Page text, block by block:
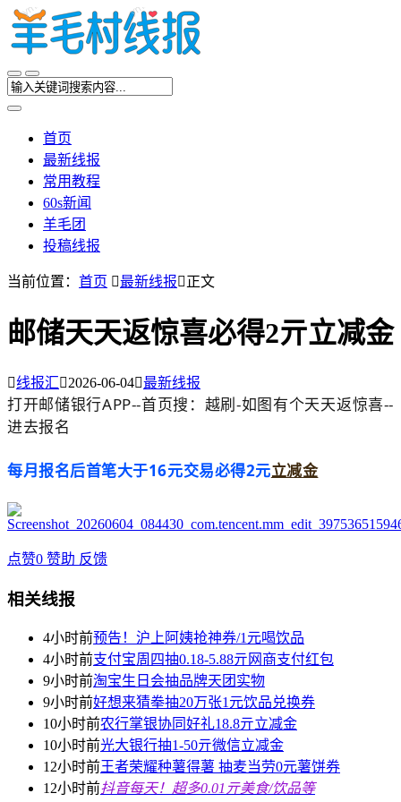
首页
最新线报
常用教程
60s新闻
羊毛团
投稿线报
当前位置： 首页 最新线报正文
邮储天天返惊喜必得2亓立减金
线报汇2026-06-04最新线报
打开邮储银行APP--首页搜：越刷-如图有个天天返惊喜--
进去报名
每月报名后首笔大于16元交易必得2元立减金
点赞0 赞助 反馈
相关线报
4小时前预告！沪上阿姨抢神券/1元喝饮品
4小时前支付宝周四抽0.18-5.88亓网商支付红包
9小时前淘宝生日会抽品牌天团实物
9小时前好想来猜拳抽20万张1元饮品兑换券
10小时前农行掌银协同好礼18.8亓立减金
10小时前光大银行抽1-50亓微信立减金
12小时前王者荣耀种薯得薯 抽麦当劳0元薯饼券
12小时前抖音每天！超多0.01亓美食/饮品等